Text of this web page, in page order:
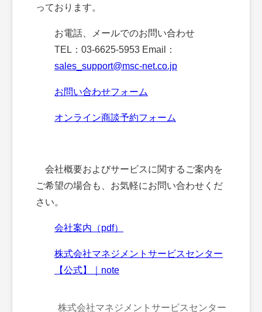
っております。
お電話、メールでのお問い合わせ
TEL：03-6625-5953 Email：
sales_support@msc-net.co.jp
お問い合わせフォーム
オンライン商談予約フォーム
会社概要およびサービスに関するご案内を
ご希望の場合も、お気軽にお問い合わせくだ
さい。
会社案内（pdf）
株式会社マネジメントサービスセンター
【公式】｜note
株式会社マネジメントサービスセンター